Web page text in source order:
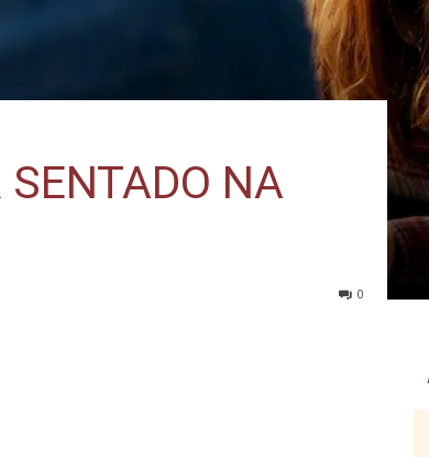
NA
0